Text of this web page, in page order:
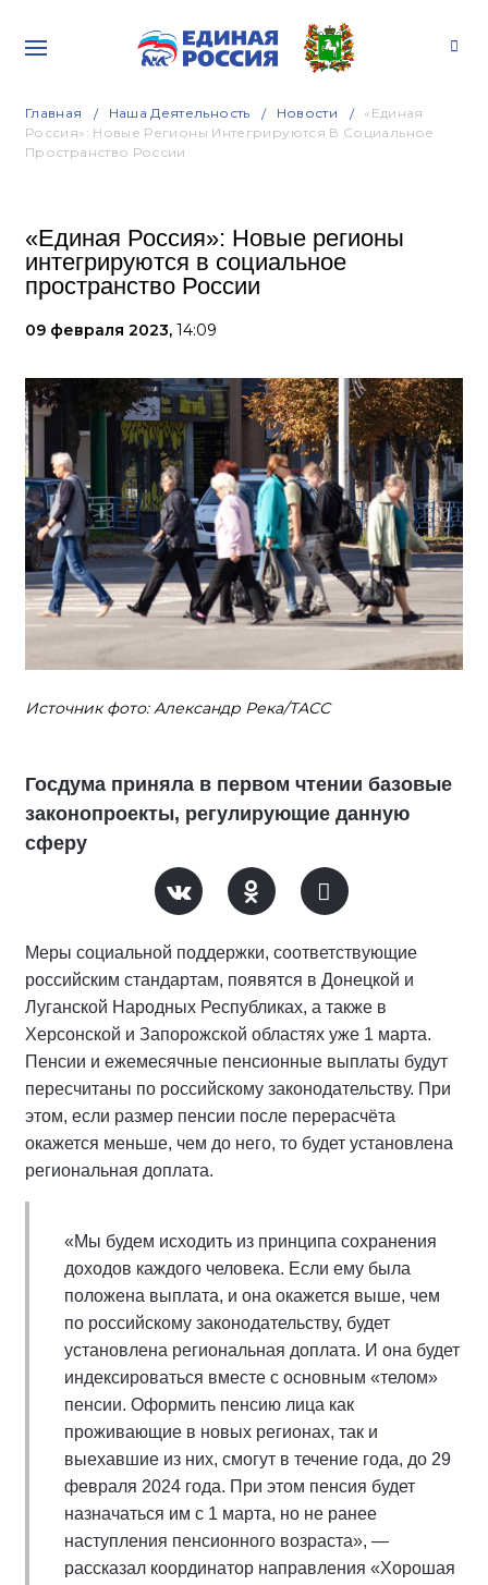
Главная Наша Деятельность Новости
«Единая
Россия»: Новые Регионы Интегрируются В Социальное
Пространство России
«Единая Россия»: Новые регионы
интегрируются в социальное
пространство России
09 февраля 2023, 14:09
Источник фото: Александр Река/ТАСС
Госдума приняла в первом чтении базовые
законопроекты, регулирующие данную
сферу
Меры социальной поддержки, соответствующие
российским стандартам, появятся в Донецкой и
Луганской Народных Республиках, а также в
Херсонской и Запорожской областях уже 1 марта.
Пенсии и ежемесячные пенсионные выплаты будут
пересчитаны по российскому законодательству. При
этом, если размер пенсии после перерасчёта
окажется меньше, чем до него, то будет установлена
региональная доплата.
«Мы будем исходить из принципа сохранения
доходов каждого человека. Если ему была
положена выплата, и она окажется выше, чем
по российскому законодательству, будет
установлена региональная доплата. И она будет
индексироваться вместе с основным «телом»
пенсии. Оформить пенсию лица как
проживающие в новых регионах, так и
выехавшие из них, смогут в течение года, до 29
февраля 2024 года. При этом пенсия будет
назначаться им с 1 марта, но не ранее
наступления пенсионного возраста», —
рассказал координатор направления «Хорошая